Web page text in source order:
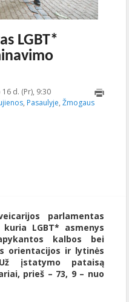
LGBT*
d. (Pr), 9:30
16T21:47:10+00:00
, Pasaulyje, Žmogaus
parlamentas
LGBT* asmenys
kalbos bei
orientacijos ir lytinės
įstatymo pataisą
prieš – 73, 9 – nuo